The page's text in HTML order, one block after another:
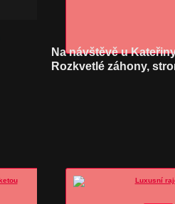
Na návštěvě u
Rozkvetlé záhony,